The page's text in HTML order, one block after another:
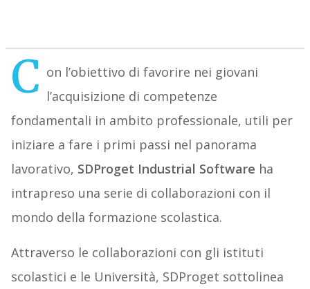
C on l’obiettivo di favorire nei giovani
l’acquisizione di competenze
fondamentali in ambito professionale, utili per
iniziare a fare i primi passi nel panorama
lavorativo, SDProget Industrial Software ha
intrapreso una serie di collaborazioni con il
mondo della formazione scolastica.
Attraverso le collaborazioni con gli istituti
scolastici e le Università, SDProget sottolinea